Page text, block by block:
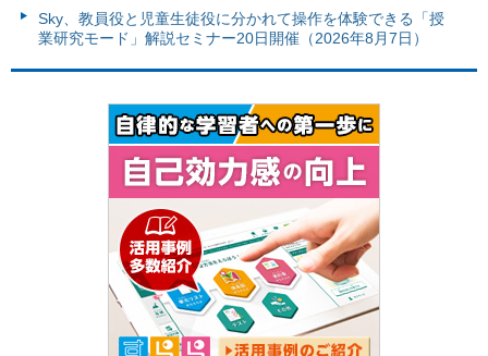
Sky、教員役と児童生徒役に分かれて操作を体験できる「授
業研究モード」解説セミナー20日開催（2026年8月7日）